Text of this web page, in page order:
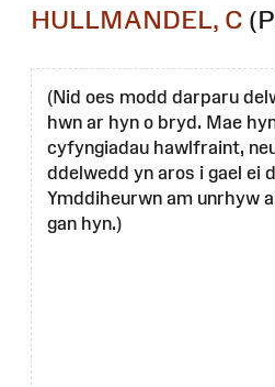
HULLMANDEL, C
(Nid oes modd darparu
hwn ar hyn o bryd. Mae
cyfyngiadau hawlfraint,
ddelwedd yn aros i gael ei
Ymddiheurwn am unrhyw
gan hyn.)